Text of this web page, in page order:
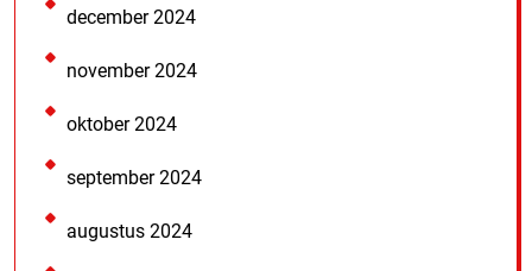
december 2024
november 2024
oktober 2024
september 2024
augustus 2024